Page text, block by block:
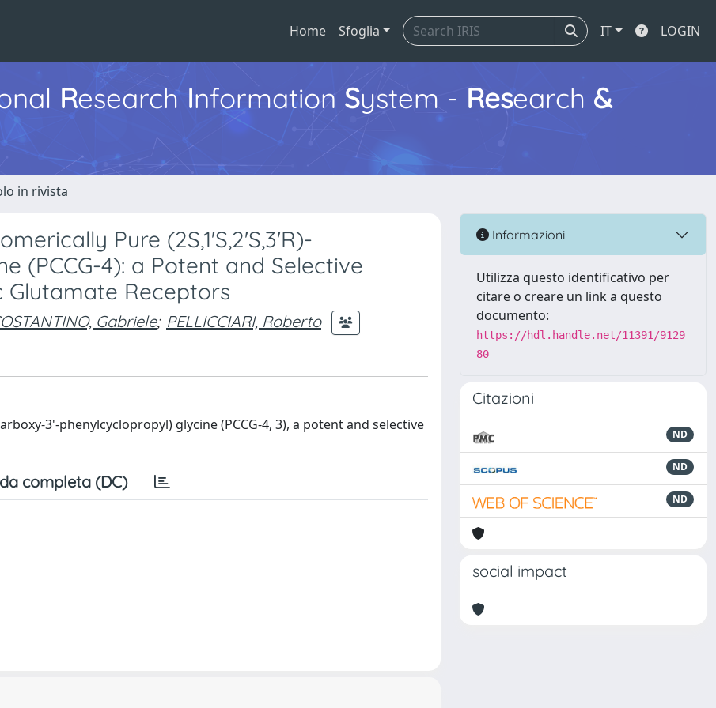
Home Sfoglia IT LOGIN
Research Information System - Research &
in rivista
Pure (2S,1'S,2'S,3'R)-
(PCCG-4): a Potent and Selective
Receptors
Gabriele; PELLICCIARI, Roberto
3'-phenylcyclopropyl) glycine (PCCG-4, 3), a potent and selective
completa (DC)
Informazioni
Utilizza questo identificativo per
citare o creare un link a questo
documento:
https://hdl.handle.net/11391/9129
80
Citazioni
ND
ND
ND
social impact